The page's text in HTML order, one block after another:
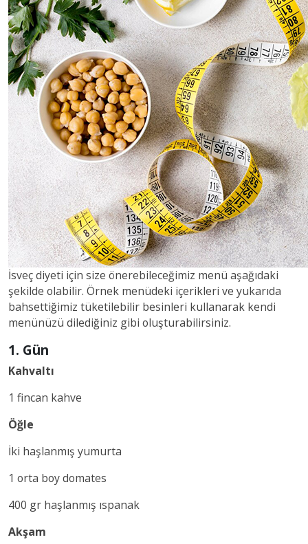
İsveç diyeti için size önerebileceğimiz menü aşağıdaki
şekilde olabilir. Örnek menüdeki içerikleri ve yukarıda
bahsettiğimiz tüketilebilir besinleri kullanarak kendi
menünüzü dilediğiniz gibi oluşturabilirsiniz.
1. Gün
Kahvaltı
1 fincan kahve
Öğle
İki haşlanmış yumurta
1 orta boy domates
400 gr haşlanmış ıspanak
Akşam